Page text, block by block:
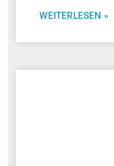
WEITERLESEN »